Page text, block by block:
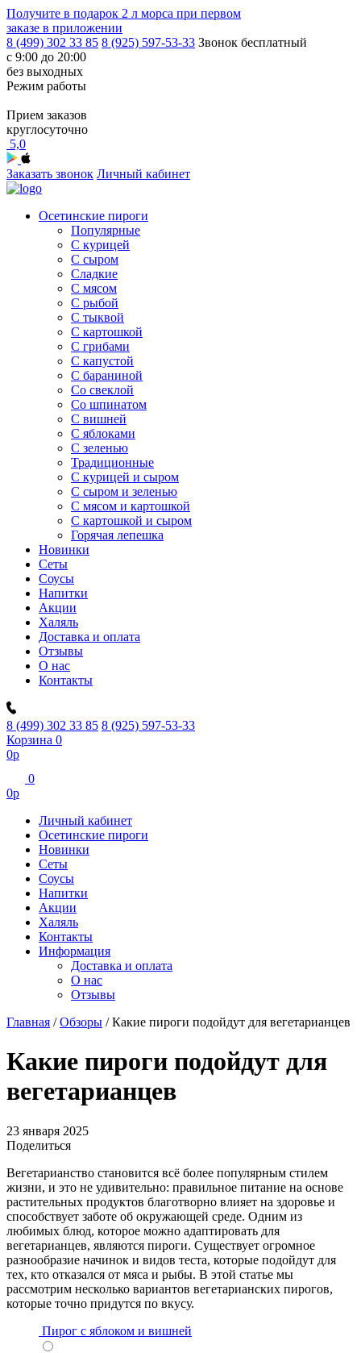
Получите в подарок 2 л морса при первом
заказе в приложении
8 (499) 302 33 85 8 (925) 597-53-33 Звонок бесплатный
с 9:00 до 20:00
без выходных
Режим работы
Прием заказов
круглосуточно
5,0
Заказать звонок Личный кабинет
Осетинские пироги
Популярные
С курицей
С сыром
Сладкие
С мясом
С рыбой
С тыквой
С картошкой
С грибами
С капустой
C бараниной
Со свеклой
Со шпинатом
С вишней
С яблоками
С зеленью
Традиционные
С курицей и сыром
С сыром и зеленью
С мясом и картошкой
С картошкой и сыром
Горячая лепешка
Новинки
Сеты
Соусы
Напитки
Акции
Халяль
Доставка и оплата
Отзывы
О нас
Контакты
8 (499) 302 33 85 8 (925) 597-53-33
Корзина 0
0р
0
0р
Личный кабинет
Осетинские пироги
Новинки
Сеты
Соусы
Напитки
Акции
Халяль
Контакты
Информация
Доставка и оплата
О нас
Отзывы
Главная /Обзоры /Какие пироги подойдут для вегетарианцев
Какие пироги подойдут для
вегетарианцев
23 января 2025
Поделиться
Вегетарианство становится всё более популярным стилем
жизни, и это не удивительно: правильное питание на основе
растительных продуктов благотворно влияет на здоровье и
способствует заботе об окружающей среде. Одним из
любимых блюд, которое можно адаптировать для
вегетарианцев, являются пироги. Существует огромное
разнообразие начинок и видов теста, которые подойдут для
тех, кто отказался от мяса и рыбы. В этой статье мы
рассмотрим несколько вариантов вегетарианских пирогов,
которые точно придутся по вкусу.
Пирог с яблоком и вишней